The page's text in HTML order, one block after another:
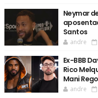
Neymar
Santos
andre
Ex-BBB
Rico
Mani
andre